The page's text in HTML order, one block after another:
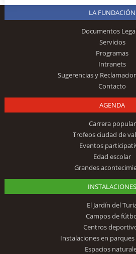
LA FUNDACIÓN
Documentos
Servicios
Programas
Intranets
Sugerencias y
Contacto
AGENDA
Carrera popular
Trofeos ciudad de
Eventos
Edad escolar
Grandes
INSTALACIONES
El Jardín del
Campos de
Centros
Instalaciones en
Espacios